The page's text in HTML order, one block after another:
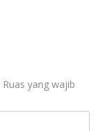
Ruas yang wajib